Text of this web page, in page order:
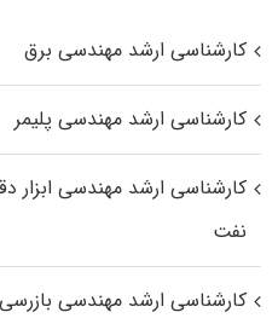
کارشناسی ارشد مهندسی برق
کارشناسی ارشد مهندسی پلیمر
کارشناسی ارشد مهندسی ابزار
نفت
کارشناسی ارشد مهندسی